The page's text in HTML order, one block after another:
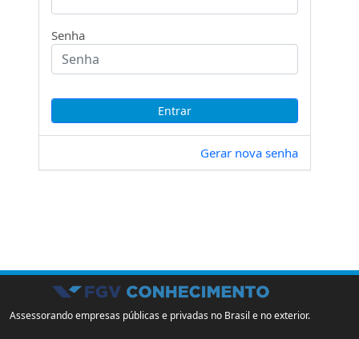
Senha
Gerar nova senha
Assessorando empresas públicas e privadas no Brasil e no exterior.